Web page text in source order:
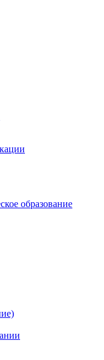
образование